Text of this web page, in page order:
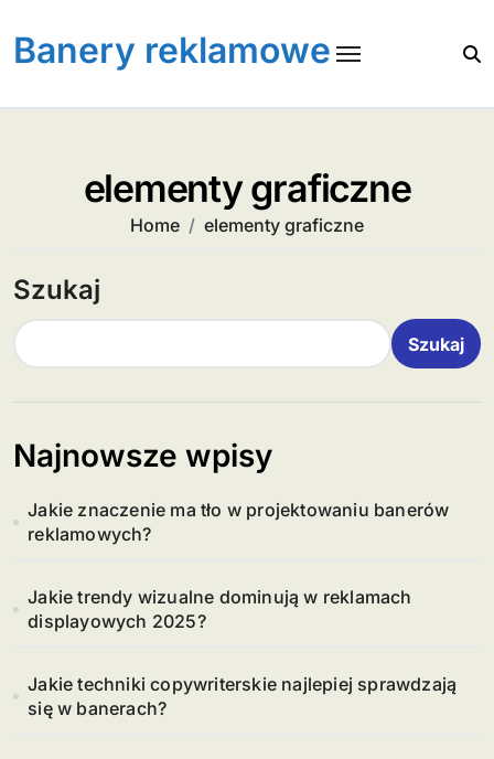
content
Banery reklamowe
elementy graficzne
Home elementy graficzne
Szukaj
Szukaj
Najnowsze wpisy
Jakie znaczenie ma tło w projektowaniu banerów
reklamowych?
Jakie trendy wizualne dominują w reklamach
displayowych 2025?
Jakie techniki copywriterskie najlepiej sprawdzają
się w banerach?